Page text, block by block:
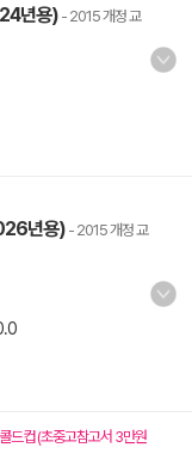
년용) - 2015 개정 교
년용) - 2015 개정 교
드컵 (초중고참고서 3만원